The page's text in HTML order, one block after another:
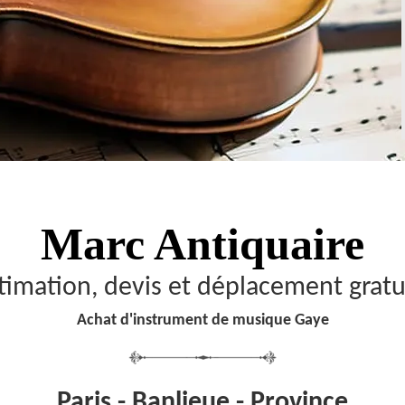
Marc Antiquaire
devis et déplacement
Achat d'instrument de musique Gaye